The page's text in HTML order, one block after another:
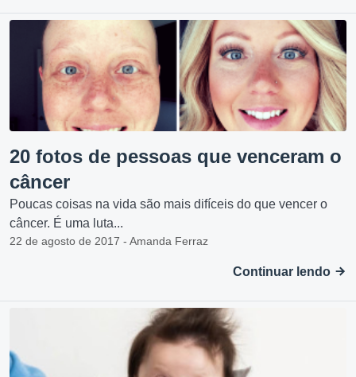
20 fotos de pessoas que venceram o
câncer
Poucas coisas na vida são mais difíceis do que vencer o
câncer. É uma luta...
22 de agosto de 2017 - Amanda Ferraz
Continuar lendo